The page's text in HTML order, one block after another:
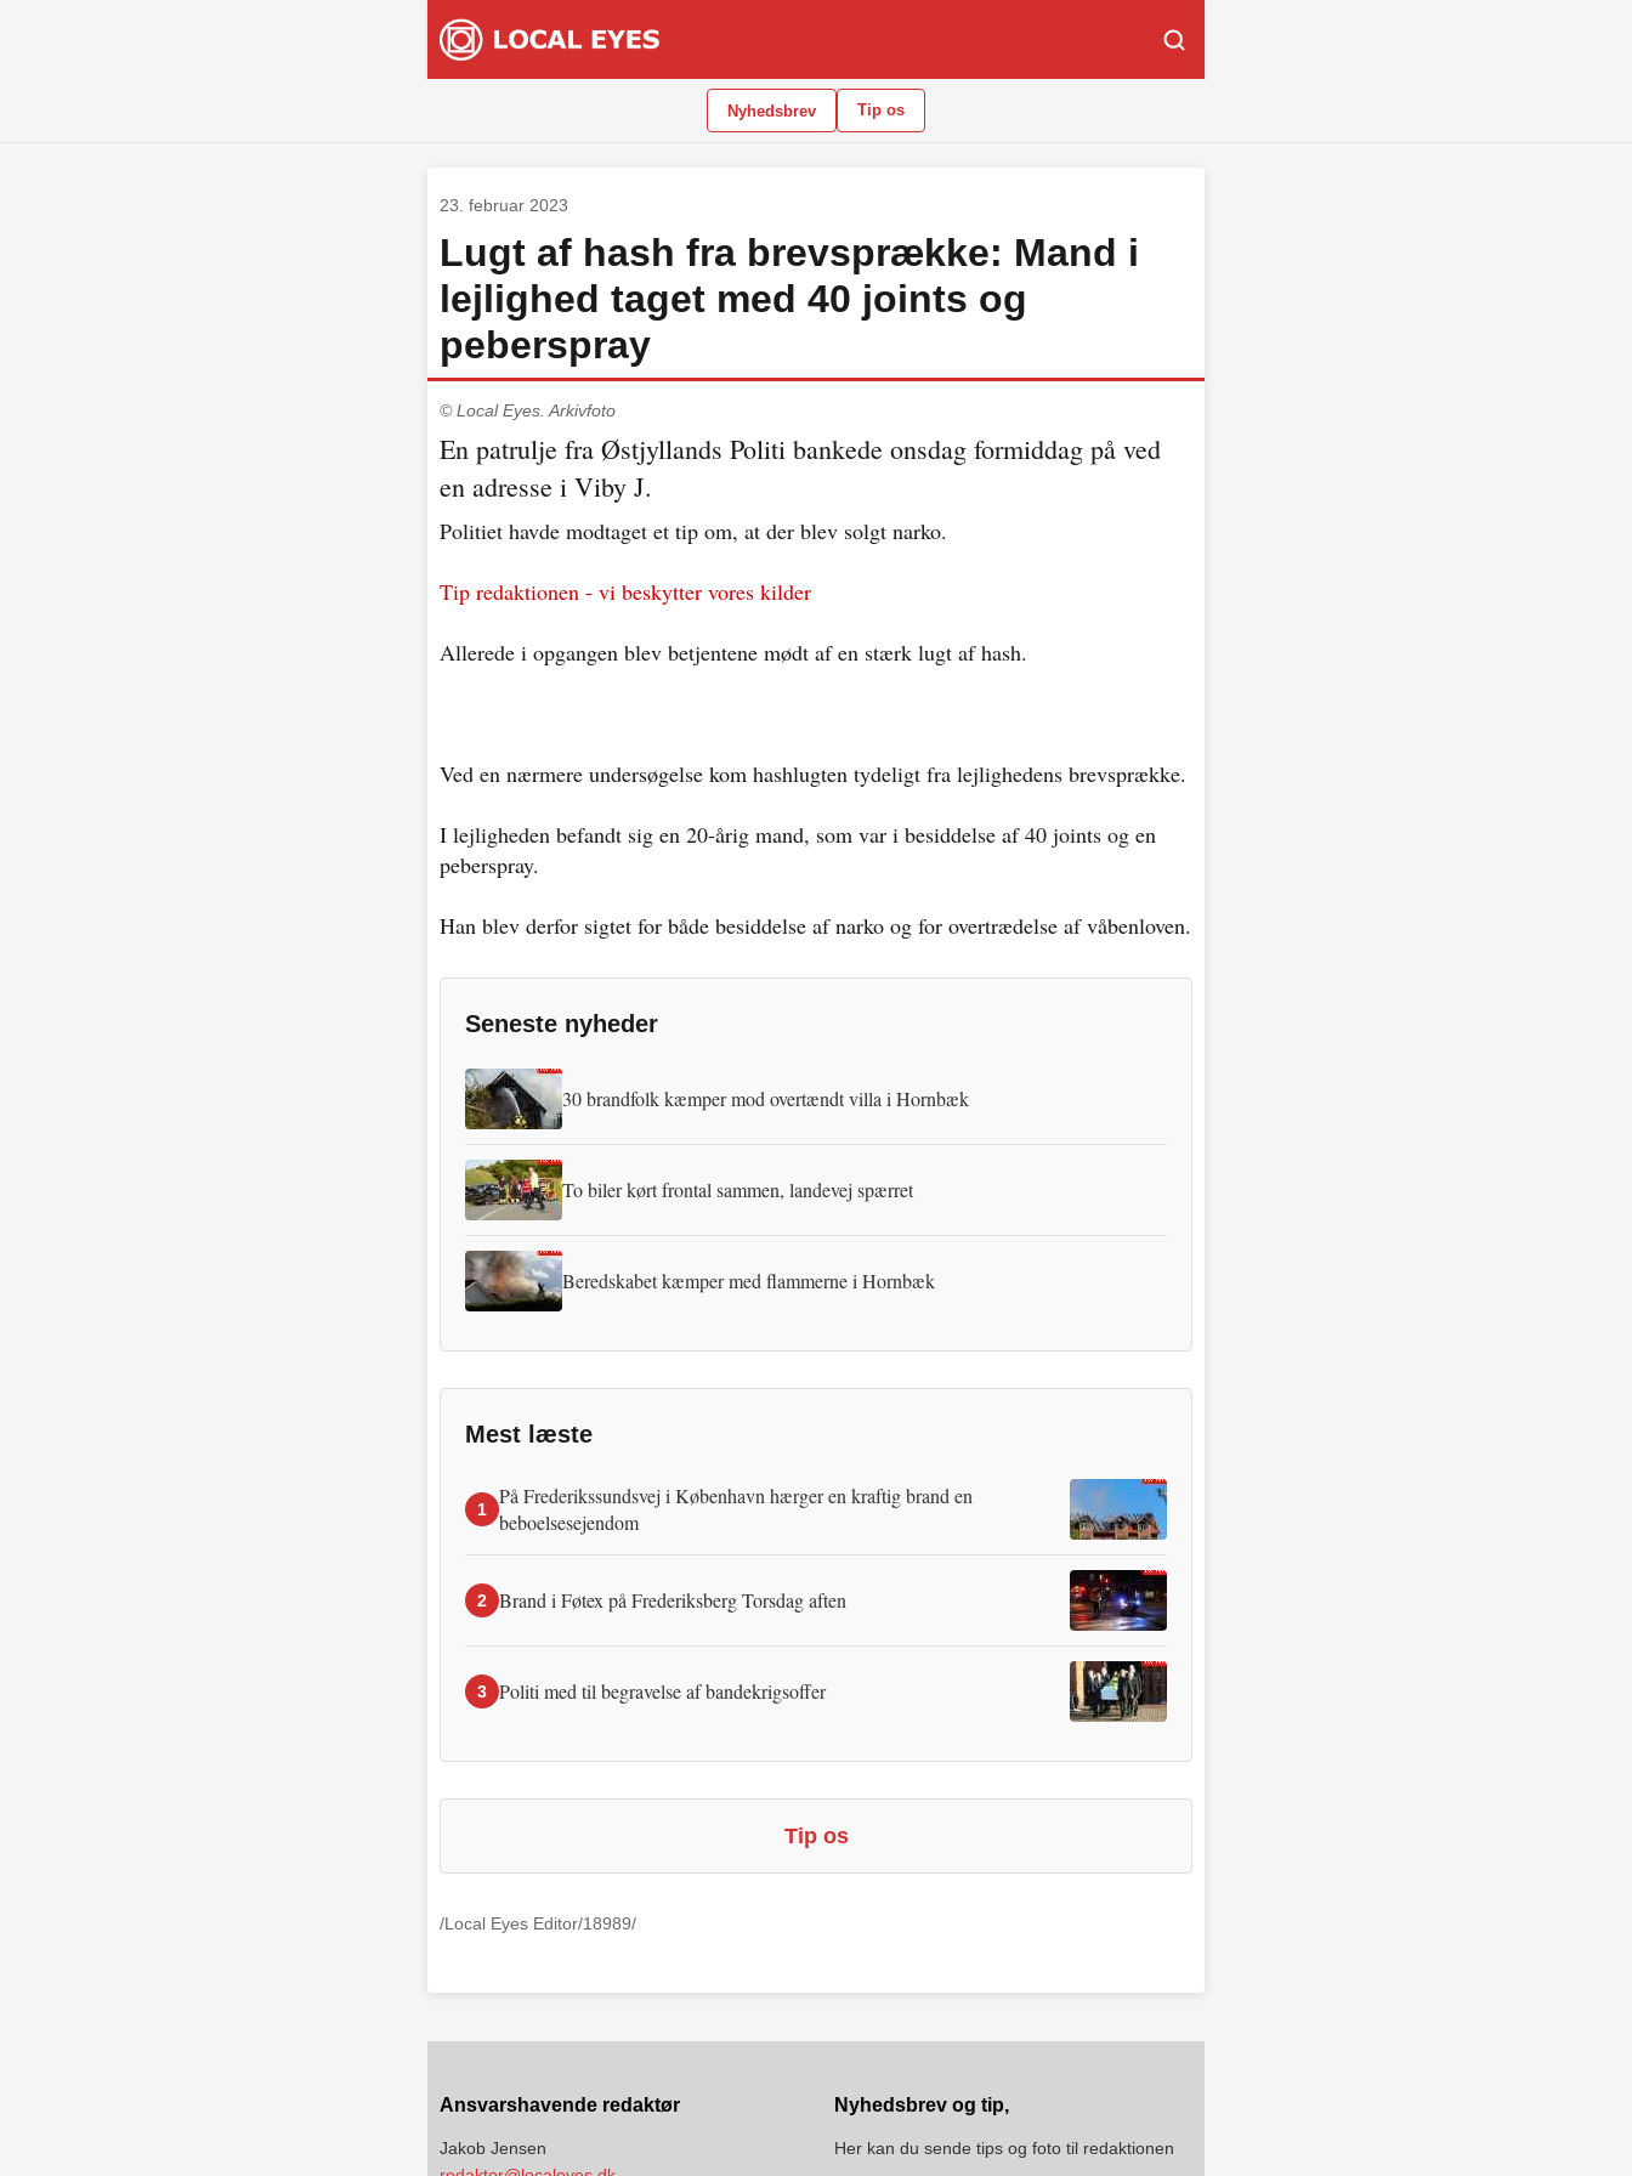
Nyhedsbrev Tip os
23. februar 2023
Lugt af hash fra brevsprække: Mand i
lejlighed taget med 40 joints og
peberspray
© Local Eyes. Arkivfoto
En patrulje fra Østjyllands Politi bankede onsdag formiddag på ved
en adresse i Viby J.
Politiet havde modtaget et tip om, at der blev solgt narko.
Tip redaktionen - vi beskytter vores kilder
Allerede i opgangen blev betjentene mødt af en stærk lugt af hash.
Ved en nærmere undersøgelse kom hashlugten tydeligt fra lejlighedens brevsprække.
I lejligheden befandt sig en 20-årig mand, som var i besiddelse af 40 joints og en
peberspray.
Han blev derfor sigtet for både besiddelse af narko og for overtrædelse af våbenloven.
Seneste nyheder
30 brandfolk kæmper mod overtændt villa i Hornbæk
To biler kørt frontal sammen, landevej spærret
Beredskabet kæmper med flammerne i Hornbæk
Mest læste
1
På Frederikssundsvej i København hærger en kraftig brand en
beboelsesejendom
2 Brand i Føtex på Frederiksberg Torsdag aften
3 Politi med til begravelse af bandekrigsoffer
Tip os
/Local Eyes Editor/18989/
Ansvarshavende redaktør
Jakob Jensen
Nyhedsbrev og tip,
Her kan du sende tips og foto til redaktionen